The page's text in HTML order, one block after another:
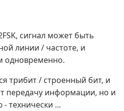
сигнал может быть
линии / частоте, и
одновременно.
трибит / строенный бит, и
передачу информации, но и
технически ...